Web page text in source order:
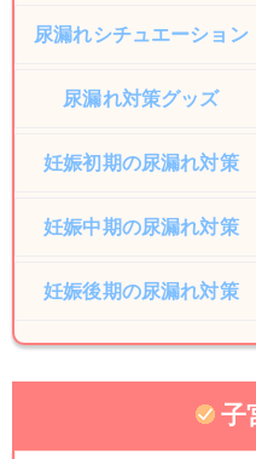
尿漏れシチュエーション
尿漏れ対策グッズ
妊娠初期の尿漏れ対策
妊娠中期の尿漏れ対策
妊娠後期の尿漏れ対策
子